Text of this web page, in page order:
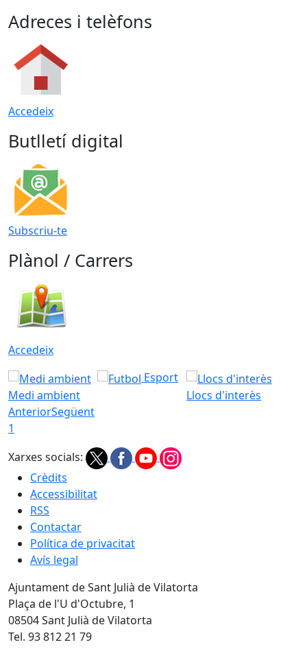
Adreces i telèfons
Accedeix
Butlletí digital
Subscriu-te
Plànol / Carrers
Accedeix
Medi ambient
Esport
Llocs d'interès
AnteriorSegüent
1
Xarxes socials:
Crèdits
Accessibilitat
RSS
Contactar
Política de privacitat
Avís legal
Ajuntament de Sant Julià de Vilatorta
Plaça de l'U d'Octubre, 1
08504 Sant Julià de Vilatorta
Tel. 93 812 21 79